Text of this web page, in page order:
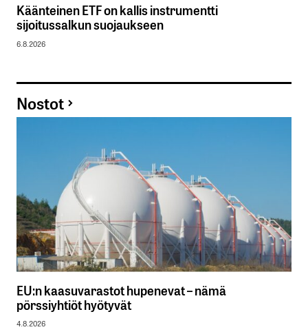
Käänteinen ETF on kallis instrumentti
sijoitussalkun suojaukseen
6.8.2026
Nostot
EU:n kaasuvarastot hupenevat – nämä
pörssiyhtiöt hyötyvät
4.8.2026